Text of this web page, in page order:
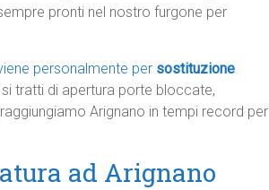
pronti nel nostro furgone per
personalmente per sostituzione
si tratti di apertura porte bloccate,
Arignano in tempi record per
ad Arignano